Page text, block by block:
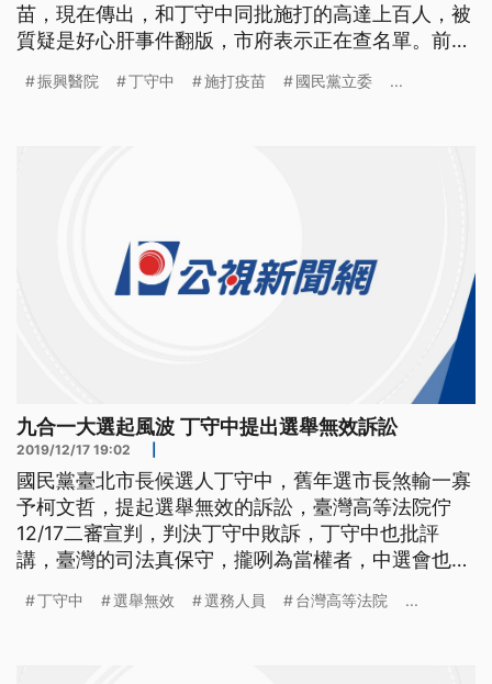
苗，現在傳出，和丁守中同批施打的高達上百人，被
質疑是好心肝事件翻版，市府表示正在查名單。前國
國疫苗，甚至揚言願意帶頭施打，沒想到6月23日卻
振興醫院 丁守中 施打疫苗 國民黨立委 ...
九合一大選起風波 丁守中提出選舉無效訴訟
2019/12/17 19:02
國民黨臺北市長候選人丁守中，舊年選市長煞輸一寡
予柯文哲，提起選舉無效的訴訟，臺灣高等法院佇
12/17二審宣判，判決丁守中敗訴，丁守中也批評
講，臺灣的司法真保守，攏咧為當權者，中選會也表
辦好勢 步出台灣高等法院，國民黨台北市長候選人
丁守中 選舉無效 選務人員 台灣高等法院 ...